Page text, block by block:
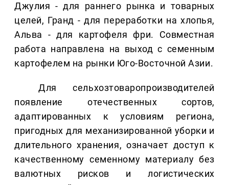
Джулия - для раннего рынка и товарных
целей, Гранд - для переработки на хлопья,
Альва - для картофеля фри. Совместная
работа направлена на выход с семенным
картофелем на рынки Юго-Восточной Азии.
Для сельхозтоваропроизводителей
появление отечественных сортов,
адаптированных к условиям региона,
пригодных для механизированной уборки и
длительного хранения, означает доступ к
качественному семенному материалу без
валютных рисков и логистических